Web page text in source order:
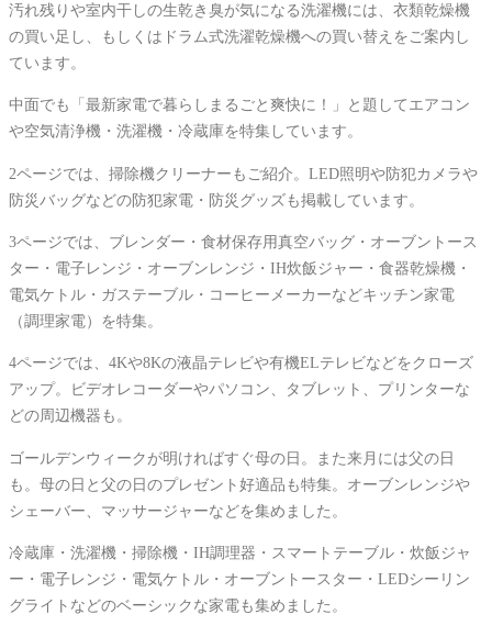
汚れ残りや室内干しの生乾き臭が気になる洗濯機には、衣類乾燥機
の買い足し、もしくはドラム式洗濯乾燥機への買い替えをご案内し
ています。
中面でも「最新家電で暮らしまるごと爽快に！」と題してエアコン
や空気清浄機・洗濯機・冷蔵庫を特集しています。
2ページでは、掃除機クリーナーもご紹介。LED照明や防犯カメラや
防災バッグなどの防犯家電・防災グッズも掲載しています。
3ページでは、ブレンダー・食材保存用真空バッグ・オーブントース
ター・電子レンジ・オーブンレンジ・IH炊飯ジャー・食器乾燥機・
電気ケトル・ガステーブル・コーヒーメーカーなどキッチン家電
（調理家電）を特集。
4ページでは、4Kや8Kの液晶テレビや有機ELテレビなどをクローズ
アップ。ビデオレコーダーやパソコン、タブレット、プリンターな
どの周辺機器も。
ゴールデンウィークが明ければすぐ母の日。また来月には父の日
も。母の日と父の日のプレゼント好適品も特集。オーブンレンジや
シェーバー、マッサージャーなどを集めました。
冷蔵庫・洗濯機・掃除機・IH調理器・スマートテーブル・炊飯ジャ
ー・電子レンジ・電気ケトル・オーブントースター・LEDシーリン
グライトなどのベーシックな家電も集めました。